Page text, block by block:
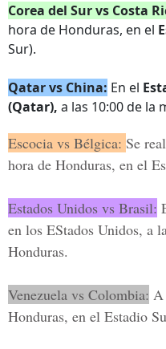
Corea del Sur vs Costa
hora de Honduras, en el
Sur).
Qatar vs China: En el
(Qatar), a las 10:00 de la
Escocia vs Bélgica: Se
hora de Honduras, en el
Estados Unidos vs Brasil:
en los EStados Unidos, a
Honduras.
Venezuela vs Colombia: A
Honduras, en el Estadio